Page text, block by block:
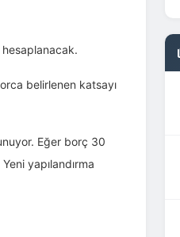
hesaplanacak.
belirlenen katsayı
Eğer borç 30
yapılandırma